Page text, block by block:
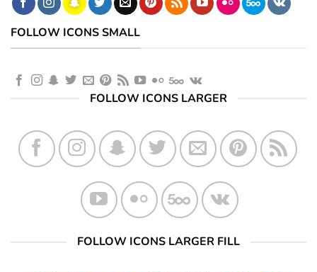
FOLLOW ICONS SMALL
FOLLOW ICONS LARGER
FOLLOW ICONS LARGER FILL